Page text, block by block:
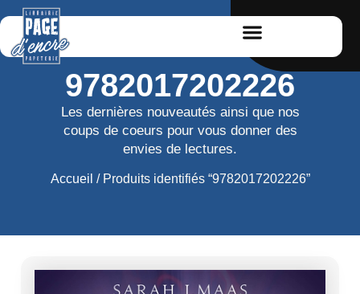
9782017202226
Les dernières nouveautés ainsi que nos
coups de coeurs pour vous donner des
envies de lectures.
Accueil / Produits identifiés “9782017202226”